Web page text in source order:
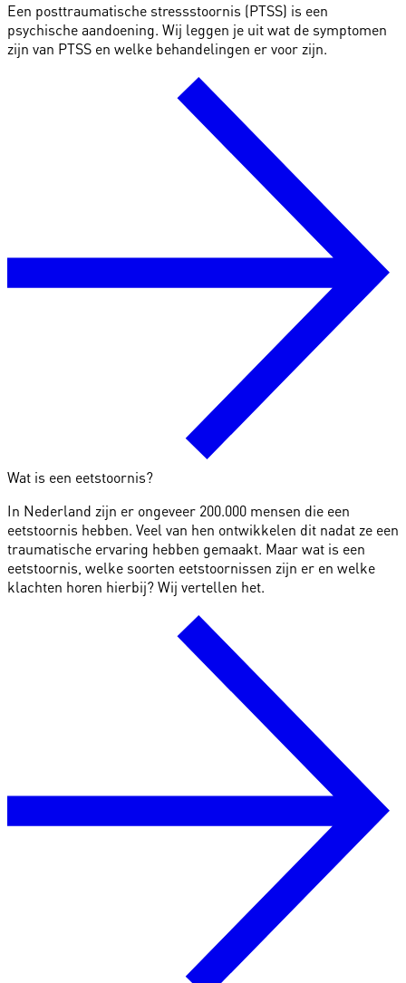
Een posttraumatische stressstoornis (PTSS) is een
psychische aandoening. Wij leggen je uit wat de symptomen
zijn van PTSS en welke behandelingen er voor zijn.
Wat is een eetstoornis?
In Nederland zijn er ongeveer 200.000 mensen die een
eetstoornis hebben. Veel van hen ontwikkelen dit nadat ze een
traumatische ervaring hebben gemaakt. Maar wat is een
eetstoornis, welke soorten eetstoornissen zijn er en welke
klachten horen hierbij? Wij vertellen het.